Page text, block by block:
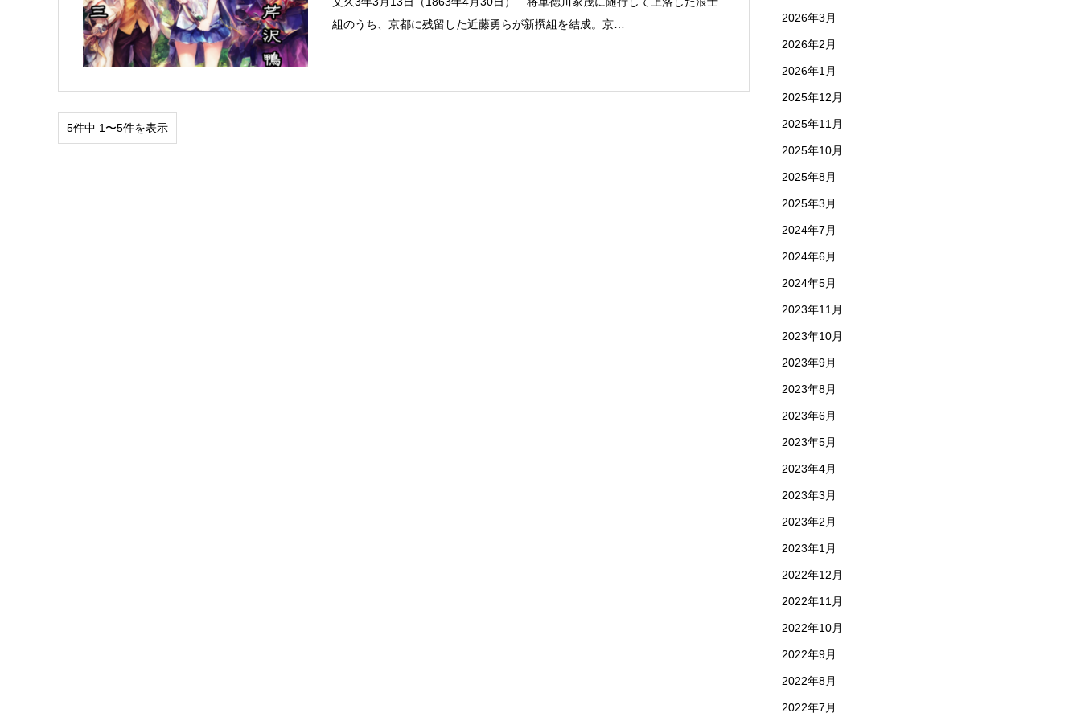
組のうち、京都に残留した近藤勇らが新撰組を結成。京…
5件中 1〜5件を表示
2026年3月
2026年2月
2026年1月
2025年12月
2025年11月
2025年10月
2025年8月
2025年3月
2024年7月
2024年6月
2024年5月
2023年11月
2023年10月
2023年9月
2023年8月
2023年6月
2023年5月
2023年4月
2023年3月
2023年2月
2023年1月
2022年12月
2022年11月
2022年10月
2022年9月
2022年8月
2022年7月